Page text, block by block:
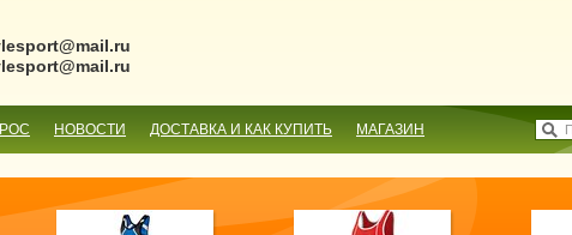
НОВОСТИ ДОСТАВКА И КАК КУПИТЬ МАГАЗИН